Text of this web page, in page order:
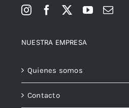
NUESTRA EMPRESA
Quienes somos
Contacto